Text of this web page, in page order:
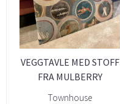
VEGGTAVLE MED STOFF
FRA MULBERRY
Townhouse